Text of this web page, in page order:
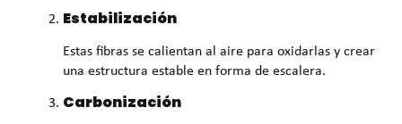
Estabilización
Estas fibras se calientan al aire para oxidarlas y crear
una estructura estable en forma de escalera.
Carbonización